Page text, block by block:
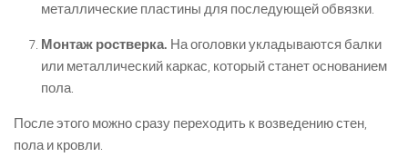
металлические пластины для последующей обвязки.
Монтаж ростверка. На оголовки укладываются балки
или металлический каркас, который станет основанием
пола.
После этого можно сразу переходить к возведению стен,
пола и кровли.